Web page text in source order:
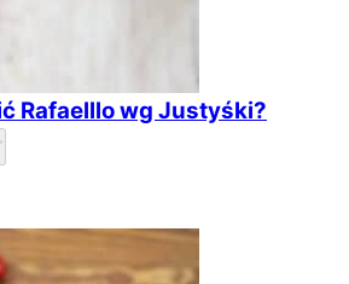
Rafaelllo wg Justyśki?